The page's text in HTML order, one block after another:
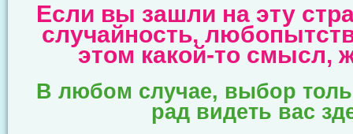
Если вы зашли на эту
случайность,
этом какой-то смысл,
В любом случае, выбор
рад видеть вас